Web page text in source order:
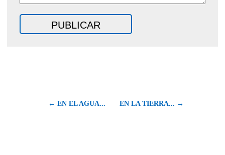
← EN EL AGUA... EN LA TIERRA... →